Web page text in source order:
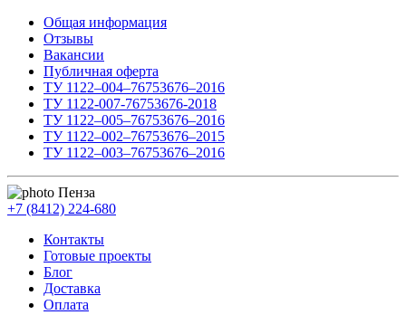
Общая информация
Отзывы
Вакансии
Публичная оферта
ТУ 1122–004–76753676–2016
ТУ 1122-007-76753676-2018
ТУ 1122–005–76753676–2016
ТУ 1122–002–76753676–2015
ТУ 1122–003–76753676–2016
Пенза
+7 (8412) 224-680
Контакты
Готовые проекты
Блог
Доставка
Оплата